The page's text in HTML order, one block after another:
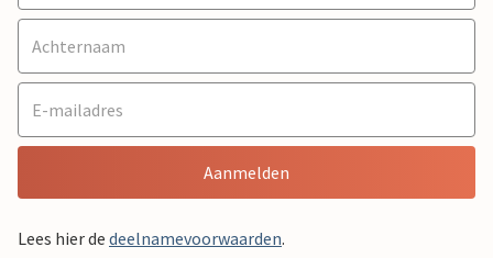
Aanmelden
Lees hier de deelnamevoorwaarden.